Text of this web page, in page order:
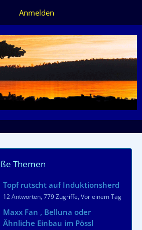
Anmelden
Themen
Topf rutscht auf Induktionsherd
12 Antworten, 779 Zugriffe, Vor einem Tag
Maxx Fan , Belluna oder
Ähnliche Einbau im Pössl